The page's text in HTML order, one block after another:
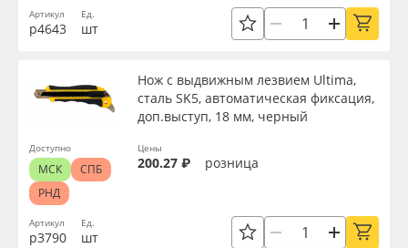
Артикул
р4643
Ед.
шт
Артикул
р3790
Нож с выдвижным лезвием Ultima,
сталь SK5, автоматическая фиксация,
доп.выступ, 18 мм, черный
Ед.
шт
Цены
200.27 ₽ розница
Доступно
МСК
СПБ
РНД